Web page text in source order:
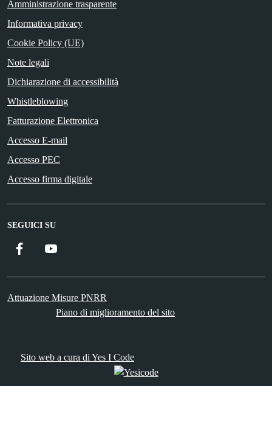
Amministrazione trasparente
Informativa privacy
Cookie Policy (UE)
Note legali
Dichiarazione di accessibilità
Whistleblowing
Fatturazione Elettronica
Accesso E-mail
Accesso PEC
Accesso firma digitale
SEGUICI SU
Facebook
Attuazione Misure PNRR
Piano di miglioramento del sito
Sito web a cura di Yes I Code